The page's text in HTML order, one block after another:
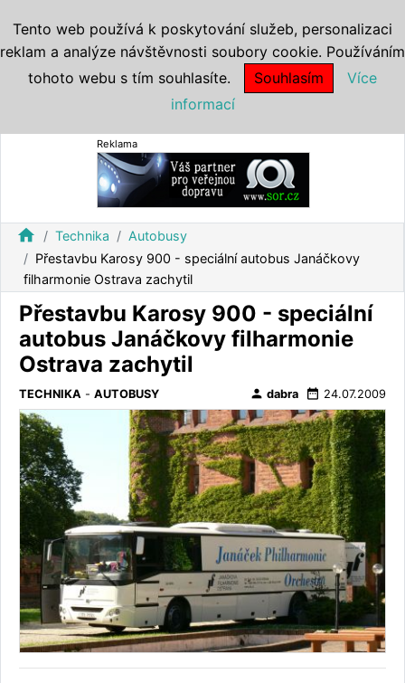
Reklama
home Technika
Autobusy
Přestavbu Karosy 900 - speciální autobus Janáčkovy
filharmonie Ostrava zachytil
Přestavbu Karosy 900 - speciální
autobus Janáčkovy filharmonie
Ostrava zachytil
TECHNIKA - AUTOBUSY person dabra date_range 24.07.2009
Tento web používá k poskytování služeb, personalizaci
reklam a analýze návštěvnosti soubory cookie. Používáním
tohoto webu s tím souhlasíte.
Souhlasím
Více
informací